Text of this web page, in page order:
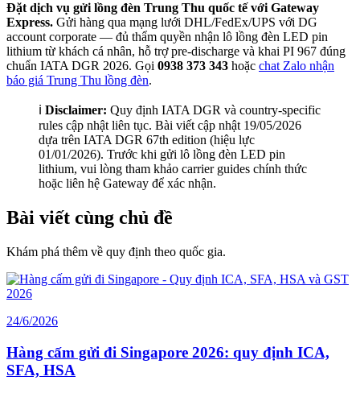
Đặt dịch vụ gửi lồng đèn Trung Thu quốc tế với Gateway
Express. Gửi hàng qua mạng lưới DHL/FedEx/UPS với DG
account corporate — đủ thẩm quyền nhận lô lồng đèn LED pin
lithium từ khách cá nhân, hỗ trợ pre-discharge và khai PI 967 đúng
chuẩn IATA DGR 2026. Gọi 0938 373 343 hoặc chat Zalo nhận
báo giá Trung Thu lồng đèn.
ℹ️ Disclaimer: Quy định IATA DGR và country-specific
rules cập nhật liên tục. Bài viết cập nhật 19/05/2026
dựa trên IATA DGR 67th edition (hiệu lực
01/01/2026). Trước khi gửi lô lồng đèn LED pin
lithium, vui lòng tham khảo carrier guides chính thức
hoặc liên hệ Gateway để xác nhận.
Bài viết cùng chủ đề
Khám phá thêm về quy định theo quốc gia.
24/6/2026
Hàng cấm gửi đi Singapore 2026: quy định ICA,
SFA, HSA